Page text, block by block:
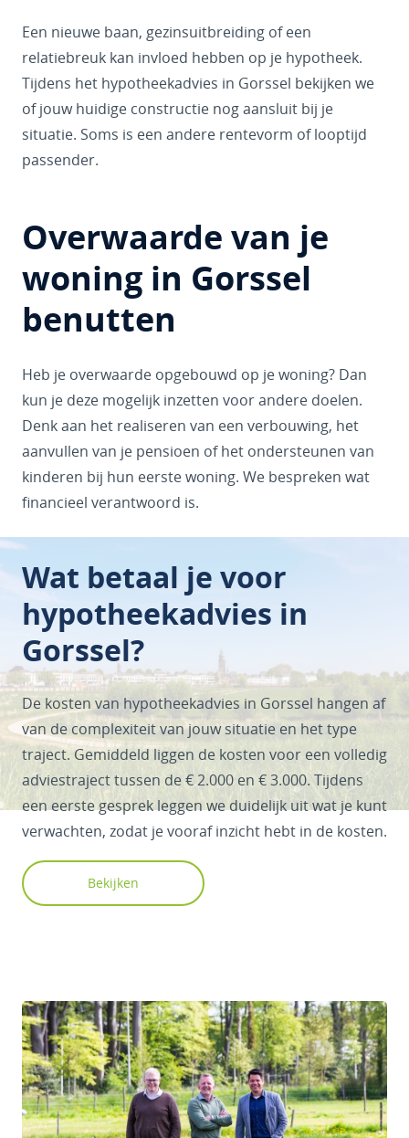
Een nieuwe baan, gezinsuitbreiding of een
relatiebreuk kan invloed hebben op je hypotheek.
Tijdens het hypotheekadvies in Gorssel bekijken we
of jouw huidige constructie nog aansluit bij je
situatie. Soms is een andere rentevorm of looptijd
passender.
Overwaarde van je
woning in Gorssel
benutten
Heb je overwaarde opgebouwd op je woning? Dan
kun je deze mogelijk inzetten voor andere doelen.
Denk aan het realiseren van een verbouwing, het
aanvullen van je pensioen of het ondersteunen van
kinderen bij hun eerste woning. We bespreken wat
financieel verantwoord is.
Wat betaal je voor
hypotheekadvies in
Gorssel?
De kosten van hypotheekadvies in Gorssel hangen af
van de complexiteit van jouw situatie en het type
traject. Gemiddeld liggen de kosten voor een volledig
adviestraject tussen de € 2.000 en € 3.000. Tijdens
een eerste gesprek leggen we duidelijk uit wat je kunt
verwachten, zodat je vooraf inzicht hebt in de kosten.
Bekijken